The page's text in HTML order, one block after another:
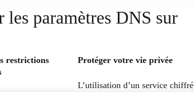
les paramètres DNS sur
restrictions
Protéger votre vie privée
L’utilisation d’un service chiffré